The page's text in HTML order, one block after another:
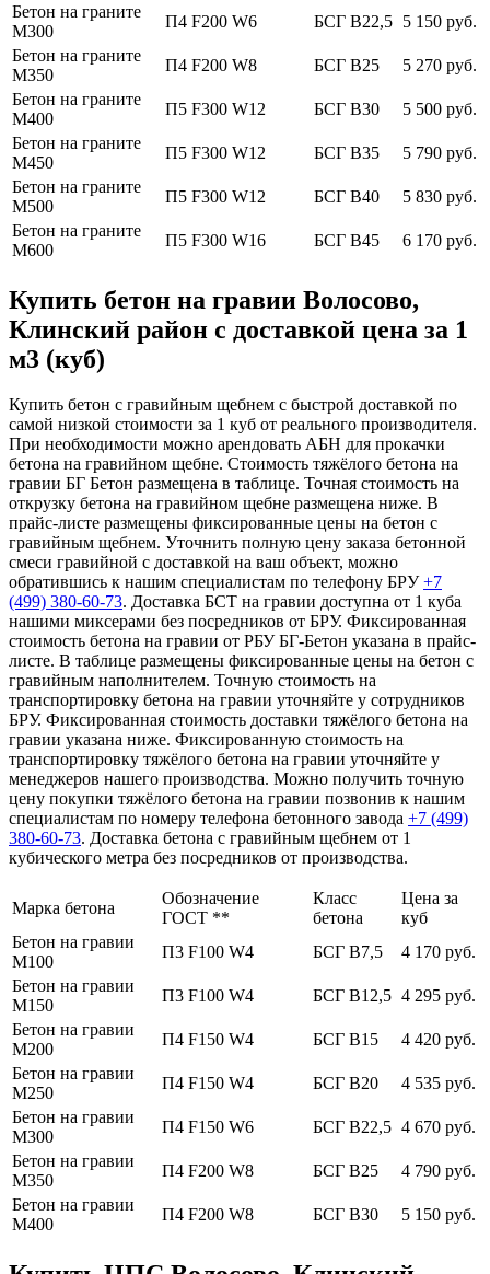
Бетон на граните
М300
П4 F200 W6 БСГ В22,5 5 150 руб.
Бетон на граните
М350
П4 F200 W8 БСГ В25
5 270 руб.
Бетон на граните
М400
П5 F300 W12 БСГ В30
5 500 руб.
Бетон на граните
М450
П5 F300 W12 БСГ В35
5 790 руб.
Бетон на граните
М500
П5 F300 W12 БСГ В40
5 830 руб.
Бетон на граните
М600
П5 F300 W16 БСГ В45 6 170 руб.
Купить бетон на гравии Волосово,
Клинский район с доставкой цена за 1
м3 (куб)
Купить бетон с гравийным щебнем с быстрой доставкой по
самой низкой стоимости за 1 куб от реального производителя.
При необходимости можно арендовать АБН для прокачки
бетона на гравийном щебне. Стоимость тяжёлого бетона на
гравии БГ Бетон размещена в таблице. Точная стоимость на
открузку бетона на гравийном щебне размещена ниже. В
прайс-листе размещены фиксированные цены на бетон с
гравийным щебнем. Уточнить полную цену заказа бетонной
смеси гравийной с доставкой на ваш объект, можно
обратившись к нашим специалистам по телефону БРУ+7
(499) 380-60-73. Доставка БСТ на гравии доступна от 1 куба
нашими миксерами без посредников от БРУ. Фиксированная
стоимость бетона на гравии от РБУ БГ-Бетон указана в прайс-
листе. В таблице размещены фиксированные цены на бетон с
гравийным наполнителем. Точную стоимость на
транспортировку бетона на гравии уточняйте у сотрудников
БРУ. Фиксированная стоимость доставки тяжёлого бетона на
гравии указана ниже. Фиксированную стоимость на
транспортировку тяжёлого бетона на гравии уточняйте у
менеджеров нашего производства. Можно получить точную
цену покупки тяжёлого бетона на гравии позвонив к нашим
специалистам по номеру телефона бетонного завода +7 (499)
380-60-73. Доставка бетона с гравийным щебнем от 1
кубического метра без посредников от производства.
Марка бетона
Обозначение
ГОСТ **
Класс
бетона
Цена за
куб
Бетон на гравии
М100
П3 F100 W4 БСГ В7,5
4 170 руб.
Бетон на гравии
М150
П3 F100 W4 БСГ В12,5 4 295 руб.
Бетон на гравии
М200
П4 F150 W4 БСГ В15
4 420 руб.
Бетон на гравии
М250
П4 F150 W4 БСГ В20
4 535 руб.
Бетон на гравии
М300
П4 F150 W6 БСГ В22,5 4 670 руб.
Бетон на гравии
М350
П4 F200 W8 БСГ В25
4 790 руб.
Бетон на гравии
М400
П4 F200 W8 БСГ В30 5 150 руб.